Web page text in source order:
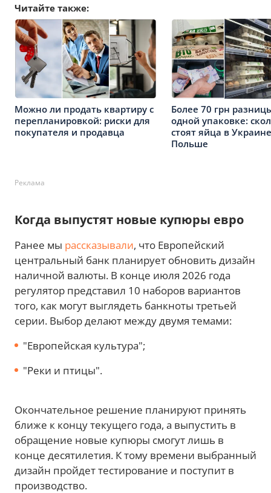
Читайте также:
Можно ли продать квартиру с
перепланировкой: риски для
покупателя и продавца
Более 70 грн
одной упаковке:
стоят яйца в
Польше
Реклама
Когда выпустят новые купюры евро
Ранее мы рассказывали, что Европейский
центральный банк планирует обновить дизайн
наличной валюты. В конце июля 2026 года
регулятор представил 10 наборов вариантов
того, как могут выглядеть банкноты третьей
серии. Выбор делают между двумя темами:
"Европейская культура";
"Реки и птицы".
Окончательное решение планируют принять
ближе к концу текущего года, а выпустить в
обращение новые купюры смогут лишь в
конце десятилетия. К тому времени выбранный
дизайн пройдет тестирование и поступит в
производство.